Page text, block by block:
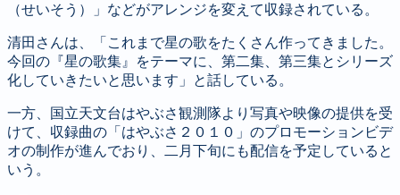
（せいそう）」などがアレンジを変えて収録されている。
清田さんは、「これまで星の歌をたくさん作ってきました。
今回の『星の歌集』をテーマに、第二集、第三集とシリーズ
化していきたいと思います」と話している。
一方、国立天文台はやぶさ観測隊より写真や映像の提供を受
けて、収録曲の「はやぶさ２０１０」のプロモーションビデ
オの制作が進んでおり、二月下旬にも配信を予定していると
いう。